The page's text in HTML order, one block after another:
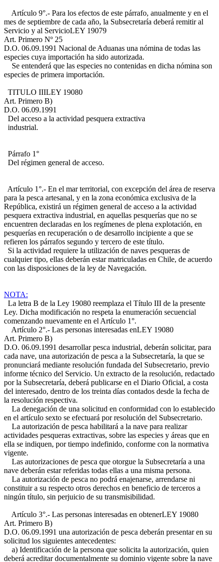
Artículo 9°.- Para los efectos de este párrafo, anualmente y en el
mes de septiembre de cada año, la Subsecretaría deberá remitir al
Servicio y al ServicioLEY 19079
Art. Primero Nº 25
D.O. 06.09.1991 Nacional de Aduanas una nómina de todas las
especies cuya importación ha sido autorizada.
Se entenderá que las especies no contenidas en dicha nómina son
especies de primera importación.
TITULO IIILEY 19080
Art. Primero B)
D.O. 06.09.1991
Del acceso a la actividad pesquera extractiva
industrial.
Párrafo 1°
Del régimen general de acceso.
Artículo 1°.- En el mar territorial, con excepción del área de reserva
para la pesca artesanal, y en la zona económica exclusiva de la
República, existirá un régimen general de acceso a la actividad
pesquera extractiva industrial, en aquellas pesquerías que no se
encuentren declaradas en los regímenes de plena explotación, en
pesquerías en recuperación o de desarrollo incipiente a que se
refieren los párrafos segundo y tercero de este título.
Si la actividad requiere la utilización de naves pesqueras de
cualquier tipo, ellas deberán estar matriculadas en Chile, de acuerdo
con las disposiciones de la ley de Navegación.
NOTA:
La letra B de la Ley 19080 reemplaza el Título III de la presente
Ley. Dicha modificación no respeta la enumeración secuencial
comenzando nuevamente en el Artículo 1°.
Artículo 2°.- Las personas interesadas enLEY 19080
Art. Primero B)
D.O. 06.09.1991 desarrollar pesca industrial, deberán solicitar, para
cada nave, una autorización de pesca a la Subsecretaría, la que se
pronunciará mediante resolución fundada del Subsecretario, previo
informe técnico del Servicio. Un extracto de la resolución, redactado
por la Subsecretaría, deberá publicarse en el Diario Oficial, a costa
del interesado, dentro de los treinta días contados desde la fecha de
la resolución respectiva.
La denegación de una solicitud en conformidad con lo establecido
en el artículo sexto se efectuará por resolución del Subsecretario.
La autorización de pesca habilitará a la nave para realizar
actividades pesqueras extractivas, sobre las especies y áreas que en
ella se indiquen, por tiempo indefinido, conforme con la normativa
vigente.
Las autorizaciones de pesca que otorgue la Subsecretaría a una
nave deberán estar referidas todas ellas a una misma persona.
La autorización de pesca no podrá enajenarse, arrendarse ni
constituir a su respecto otros derechos en beneficio de terceros a
ningún título, sin perjuicio de su transmisibilidad.
Artículo 3°.- Las personas interesadas en obtenerLEY 19080
Art. Primero B)
D.O. 06.09.1991 una autorización de pesca deberán presentar en su
solicitud los siguientes antecedentes:
a) Identificación de la persona que solicita la autorización, quien
deberá acreditar documentalmente su dominio vigente sobre la nave